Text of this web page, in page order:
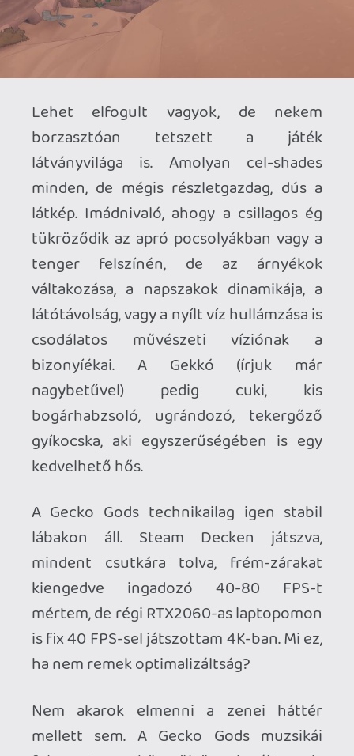
Szerintem nem kérdés, hogy a Journey-
féle játékok rajongói számára érdemes-e
nyűgözött le, most a Gecko Gods vitt
mindent visz a játék szíve, lelke, és
napsütötte hangulata. Na meg az
számára tartogatja az élet a legnagyobb
kalandokat...
Gecko Gods |PLATFORMPC (tesztelve),
PlayStation, Switch |KIADÓSuper Rare
Originals | FEJLESZTŐ Inresin |
MEGJELENÉS 2026. április 16. | ÁR?? EUR